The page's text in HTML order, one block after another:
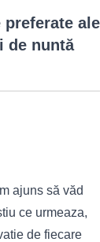
ale
de nuntă
ajuns să văd
ce urmeaza,
de fiecare